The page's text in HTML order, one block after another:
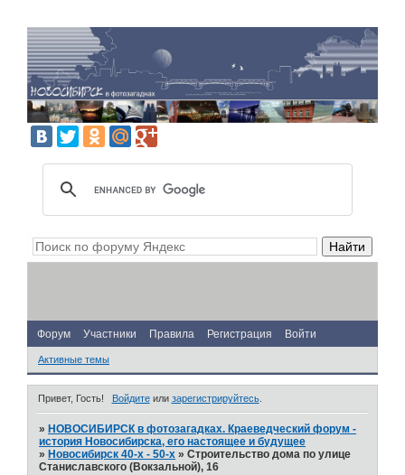
Форум Участники Правила Регистрация Войти
Активные темы
Привет, Гость! Войдитеили зарегистрируйтесь.
» НОВОСИБИРСК в фотозагадках. Краеведческий форум -
история Новосибирска, его настоящее и будущее
» Новосибирск 40-х - 50-х »Строительство дома по улице
Станиславского (Вокзальной), 16